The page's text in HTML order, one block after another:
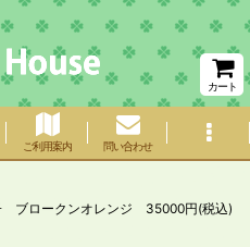
カート
ご利用案内 問い合わせ
ブロークンオレンジ 35000円(税込)